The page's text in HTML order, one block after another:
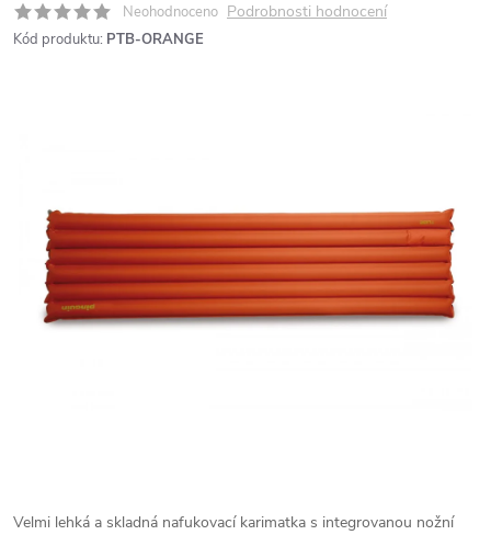
Neohodnoceno Podrobnosti hodnocení
Kód produktu: PTB-ORANGE
Velmi lehká a skladná nafukovací karimatka s integrovanou nožní